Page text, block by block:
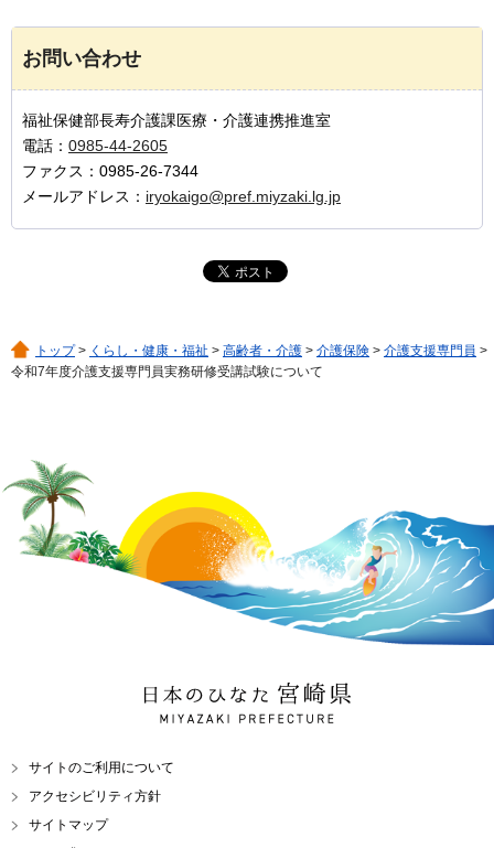
お問い合わせ
福祉保健部長寿介護課医療・介護連携推進室
電話： 0985-44-2605
ファクス：0985-26-7344
メールアドレス： iryokaigo@pref.miyzaki.lg.jp
トップ> くらし・健康・福祉 > 高齢者・介護 > 介護保険 > 介護支援専門員 >
令和7年度介護支援専門員実務研修受講試験について
日本のひなた 宮崎県
MIYAZAKI PREFECTURE
サイトのご利用について
アクセシビリティ方針
サイトマップ